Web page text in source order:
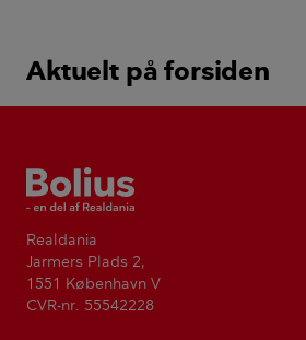
Aktuelt på forsiden
Bolius
Realdania
Jarmers Plads 2,
1551 København V
CVR-nr. 55542228